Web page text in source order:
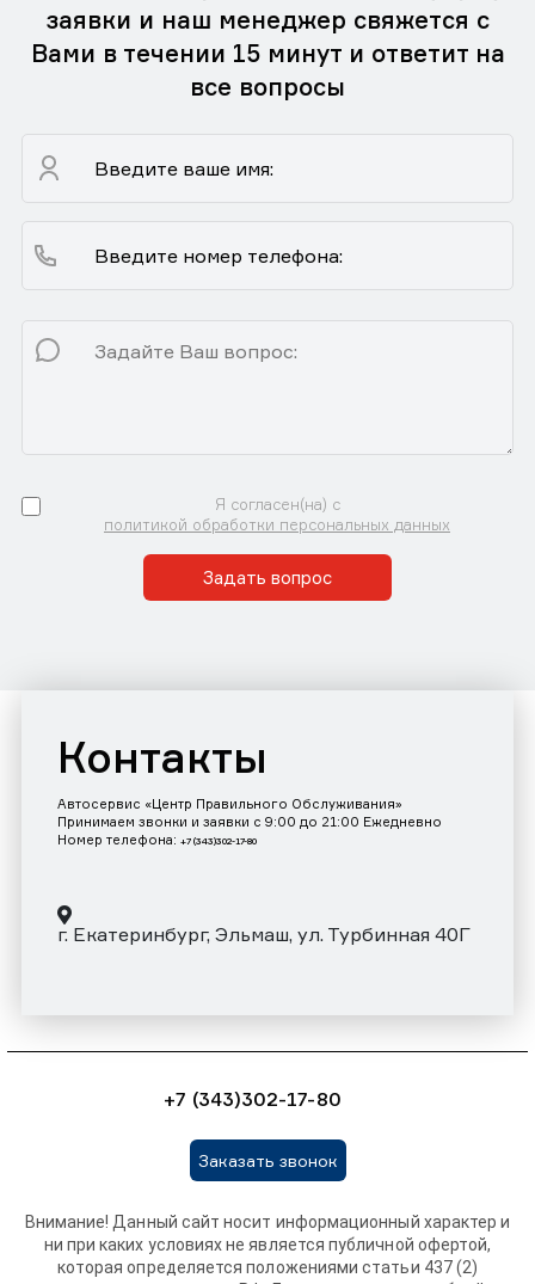
заявки и наш менеджер свяжется с
Вами в течении 15 минут и ответит на
все вопросы
Я согласен(на) с
политикой обработки персональных данных
Задать вопрос
Контакты
Автосервис «Центр Правильного Обслуживания»
Принимаем звонки и заявки с 9:00 до 21:00 Ежедневно
Номер телефона: +7 (343)302-17-80
г. Екатеринбург, Эльмаш, ул. Турбинная 40Г
+7 (343)302-17-80
Заказать звонок
Внимание! Данный сайт носит информационный характер и
ни при каких условиях не является публичной офертой,
которая определяется положениями статьи 437 (2)